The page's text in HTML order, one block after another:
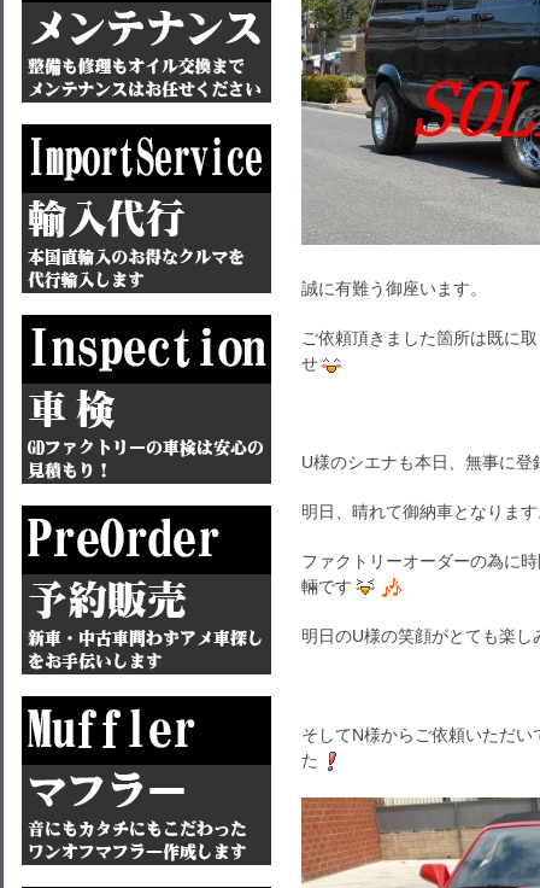
誠に有難う御座います。
ご依頼頂きました箇所は既に
せ
U様のシエナも本日、無事に登
明日、晴れて御納車となりま
ファクトリーオーダーの為に
輛です
明日のU様の笑顔がとても楽し
そしてN様からご依頼いただ
た